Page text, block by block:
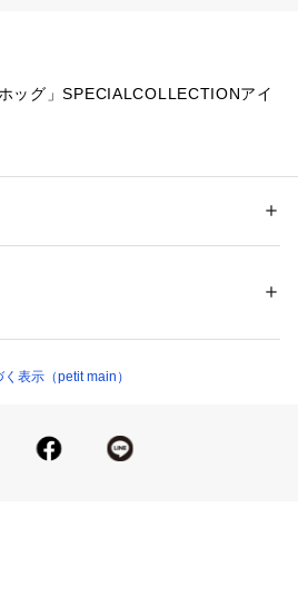
ッグ」SPECIALCOLLECTIONアイ
トのプルオーバーには、フロントに
光のあたり具合などにより色味が
のモニター環境などにより色味が
ます。
リエステル40% リブ部分：綿57% リブ部
洗濯機で弱い洗濯処理ができる
はできない
商品の品質表示タグをご覧ください
（モール）
表示（petit main）